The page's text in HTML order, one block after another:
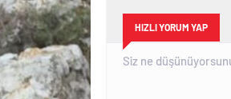
HIZLI YORUM YAP